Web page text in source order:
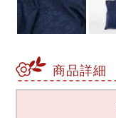
商品詳細